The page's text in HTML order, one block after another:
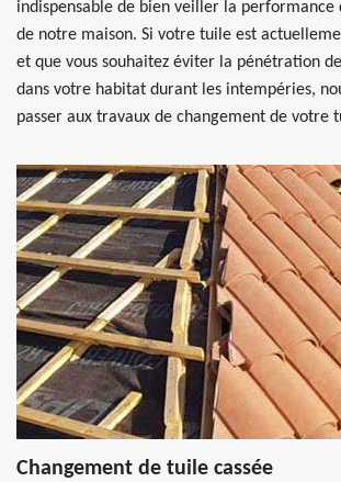
indispensable de bien veiller la performance
de notre maison. Si votre tuile est
et que vous souhaitez éviter la pénétration
dans votre habitat durant les intempéries,
passer aux travaux de changement de votre
Changement de tuile cassée